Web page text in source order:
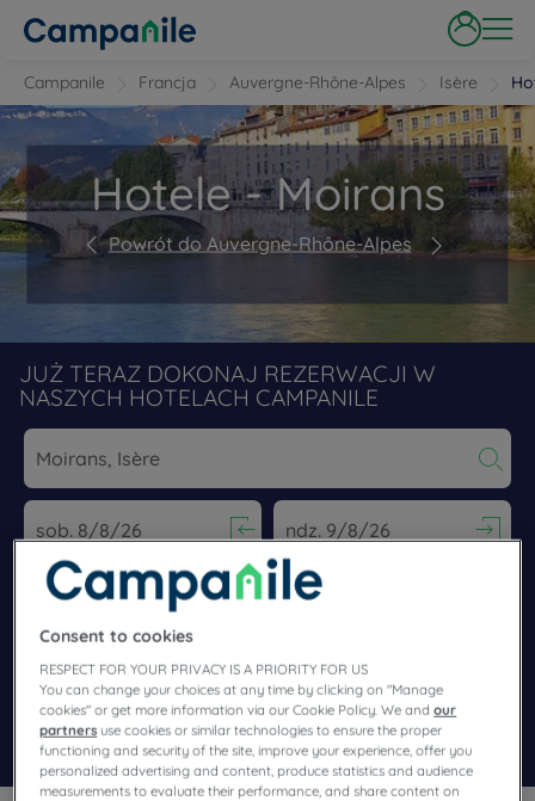
Campanile Francja Auvergne-Rhône-Alpes Isère
Hotele - Moirans
Powrót do Auvergne-Rhône-Alpes
JUŻ TERAZ DOKONAJ REZERWACJI W
NASZYCH HOTELACH CAMPANILE
Navigate forward to interact with the calendar and select a
Navigate backward to interact
Znajdź hotel
Dodaj specjalny kod
Consent to cookies
RESPECT FOR YOUR PRIVACY IS A PRIORITY FOR US
You can change your choices at any time by clicking on "Manage
cookies" or get more information via our Cookie Policy. We andour
partners use cookies or similar technologies to ensure the proper
functioning and security of the site, improve your experience, offer you
personalized advertising and content, produce statistics and audience
measurements to evaluate their performance, and share content on